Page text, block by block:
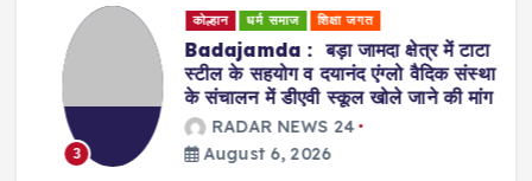
कोल्हान धर्म समाज शिक्षा जगत
Badajamda : बड़ा जामदा क्षेत्र में टाटा
स्टील के सहयोग व दयानंद एंग्लो वैदिक संस्था
के संचालन में डीएवी स्कूल खोले जाने की मांग
RADAR NEWS 24
August 6, 2026